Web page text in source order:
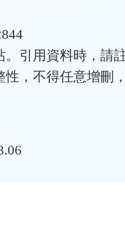
。引用資料時，請
性，不得任意增刪